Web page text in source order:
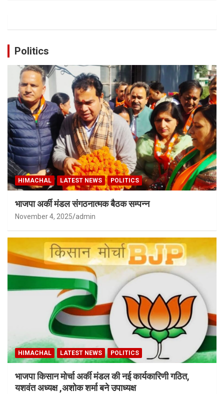
Politics
HIMACHAL LATEST NEWS POLITICS
भाजपा अर्की मंडल संगठनात्मक बैठक सम्पन्न
November 4, 2025 admin
HIMACHAL LATEST NEWS POLITICS
भाजपा किसान मोर्चा अर्की मंडल की नई कार्यकारिणी गठित,
यशवंत अध्यक्ष ,अशोक शर्मा बने उपाध्यक्ष